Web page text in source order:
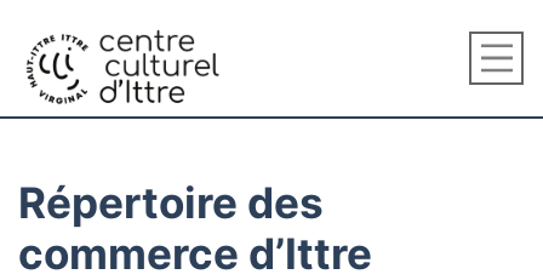
Répertoire des
commerce d’Ittre